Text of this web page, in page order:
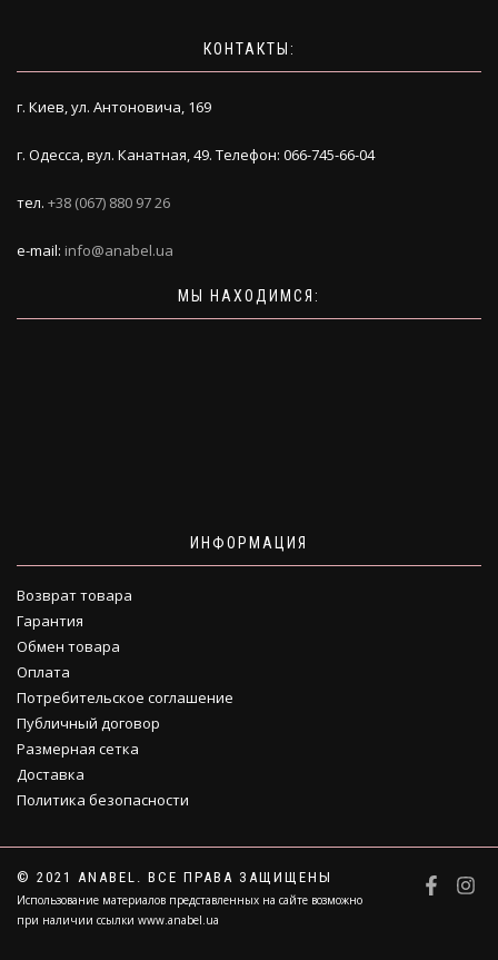
КОНТАКТЫ:
г. Киев, ул. Антоновича, 169
г. Одесса, вул. Канатная, 49. Телефон: 066-745-66-04
тел. +38 (067) 880 97 26
e-mail: info@anabel.ua
МЫ НАХОДИМСЯ:
ИНФОРМАЦИЯ
Возврат товара
Гарантия
Обмен товара
Оплата
Потребительское соглашение
Публичный договор
Размерная сетка
Доставка
Политика безопасности
© 2021 ANABEL. ВСЕ ПРАВА ЗАЩИЩЕНЫ
Использование материалов представленных на сайте возможно
при наличии ссылки www.anabel.ua